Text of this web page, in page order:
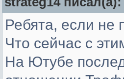
Ребята, если не
Что сейчас с
На Ютубе